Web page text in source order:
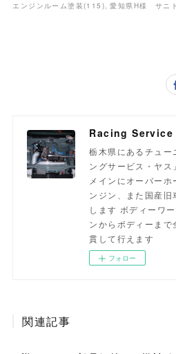
エンジンルーム塗装(115 ) 愛知県H様 サニ
栃木県にあるチュー
ングサービス・ヤ
メインにオーバー
ンジン、また国産
します ボディーワ
ンからボディーま
貫して行えます
フォロー
関連記事